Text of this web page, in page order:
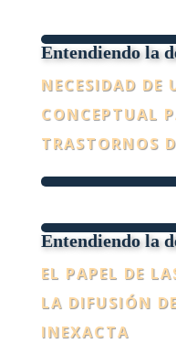
Entendiendo la
NECESIDAD DE
CONCEPTUAL
TRASTORNOS
Entendiendo la
EL PAPEL DE
LA DIFUSIÓN
INEXACTA